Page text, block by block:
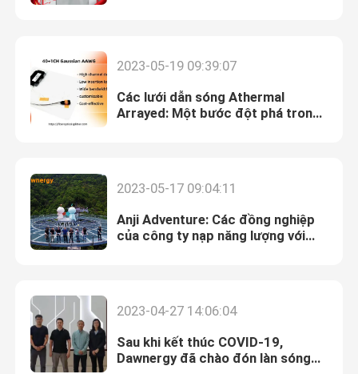
Về chúng tôi
Tham quan nhà máy
Liên hệ chúng tôi
Tất cả các trường hợp
Yêu cầu báo giá
2023-05-19 09:39:07
Các lưới dẫn sóng Athermal
Arrayed: Một bước đột phá trong
2023-05-17 09:04:11
Anji Adventure: Các đồng nghiệp
của công ty nạp năng lượng với
2023-04-27 14:06:04
Sau khi kết thúc COVID-19,
Dawnergy đã chào đón làn sóng